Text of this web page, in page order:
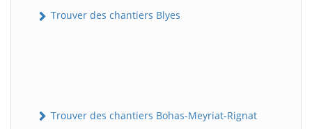
Trouver des chantiers Blyes
Trouver des chantiers Bohas-Meyriat-Rignat